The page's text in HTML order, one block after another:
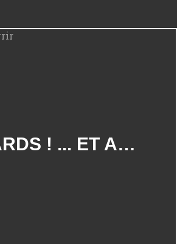
DE WANAKA À HOKITIKA : ATTENTION DANGER, PASSAGE DE CANARDS ! ... ET AUTRES CURIOSITÉS À DÉCOUVRIR